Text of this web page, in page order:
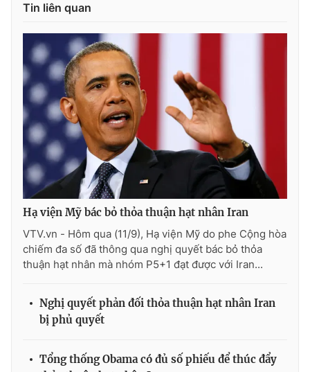
Chuyên mục khác
Emagazine Podcast
Photo Infographic
Video Shorts video
VTV Money VTV Thể thao
VTV Sức khoẻ Bất động sản
Thị trường 24h Tấm lòng Việt
VTV4 Vươn mình bằng AI
VTV9 VTV8
Tin liên quan
Hạ viện Mỹ bác bỏ thỏa thuận hạt nhân Iran
VTV.vn - Hôm qua (11/9), Hạ viện Mỹ do phe Cộng hòa
chiếm đa số đã thông qua nghị quyết bác bỏ thỏa
thuận hạt nhân mà nhóm P5+1 đạt được với Iran...
Nghị quyết phản đối thỏa thuận hạt nhân Iran
bị phủ quyết
Tổng thống Obama có đủ số phiếu để thúc đẩy